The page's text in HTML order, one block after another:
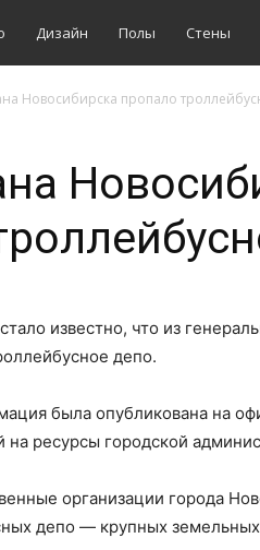
Дизайн Полы Стены
Новосибирска пропало
известно, что из
депо.
была опубликована на
на ресурсы городской
организации города
депо — крупных